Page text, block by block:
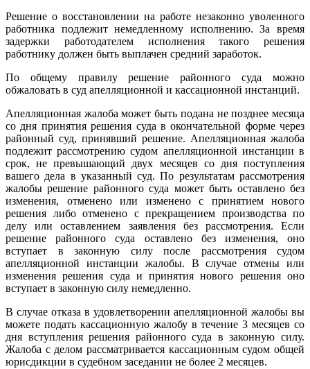
Решение о восстановлении на работе незаконно уволенного
работника подлежит немедленному исполнению. За время
задержки работодателем исполнения такого решения
работнику должен быть выплачен средний заработок.
По общему правилу решение районного суда можно
обжаловать в суд апелляционной и кассационной инстанций.
Апелляционная жалоба может быть подана не позднее месяца
со дня принятия решения суда в окончательной форме через
районный суд, принявший решение. Апелляционная жалоба
подлежит рассмотрению судом апелляционной инстанции в
срок, не превышающий двух месяцев со дня поступления
вашего дела в указанный суд. По результатам рассмотрения
жалобы решение районного суда может быть оставлено без
изменения, отменено или изменено с принятием нового
решения либо отменено с прекращением производства по
делу или оставлением заявления без рассмотрения. Если
решение районного суда оставлено без изменения, оно
вступает в законную силу после рассмотрения судом
апелляционной инстанции жалобы. В случае отмены или
изменения решения суда и принятия нового решения оно
вступает в законную силу немедленно.
В случае отказа в удовлетворении апелляционной жалобы вы
можете подать кассационную жалобу в течение 3 месяцев со
дня вступления решения районного суда в законную силу.
Жалоба с делом рассматривается кассационным судом общей
юрисдикции в судебном заседании не более 2 месяцев.